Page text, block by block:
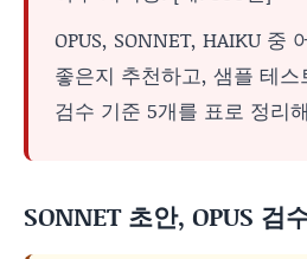
OPUS, SONNET, HAIKU 중
좋은지 추천하고, 샘플 테
검수 기준 5개를 표로 정리
SONNET 초안, OPUS 검